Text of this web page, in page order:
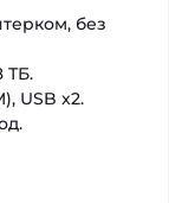
без
ТБ.
USB x2.